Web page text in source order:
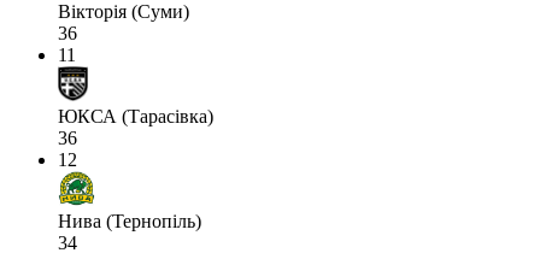
Вікторія (Суми)
36
11
ЮКСА (Тарасівка)
36
12
Нива (Тернопіль)
34